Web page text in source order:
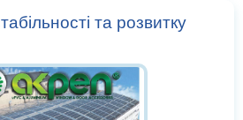
та розвитку